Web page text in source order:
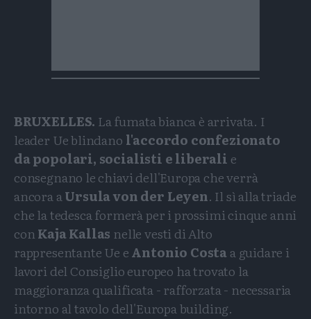
BRUXELLES. La fumata bianca è arrivata. I
leader Ue blindano l'accordo confezionato
da popolari, socialisti e liberali e
consegnano le chiavi dell'Europa che verrà
ancora aUrsula von der Leyen. Il sì alla triade
che la tedesca formerà per i prossimi cinque anni
conKaja Kallas nelle vesti di Alto
rappresentante Ue eAntonio Costa a guidare i
lavori del Consiglio europeo ha trovato la
maggioranza qualificata - rafforzata - necessaria
intorno al tavolo dell'Europa building.